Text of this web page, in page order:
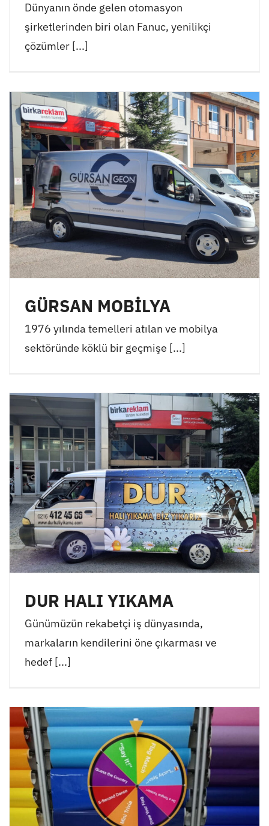
Dünyanın önde gelen otomasyon
şirketlerinden biri olan Fanuc, yenilikçi
çözümler [...]
GÜRSAN MOBİLYA
1976 yılında temelleri atılan ve mobilya
sektöründe köklü bir geçmişe [...]
DUR HALI YIKAMA
Günümüzün rekabetçi iş dünyasında,
markaların kendilerini öne çıkarması ve
hedef [...]